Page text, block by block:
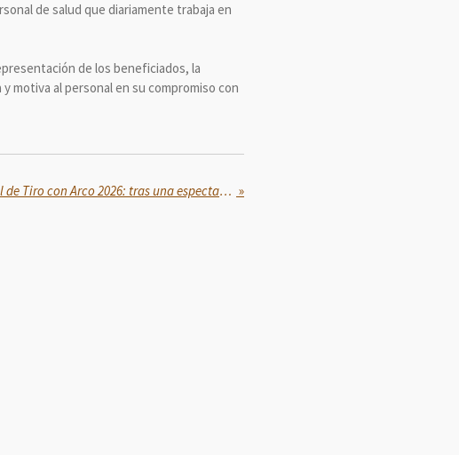
de salud que diariamente trabaja en
de los beneficiados, la
motiva al personal en su compromiso con
Selectivo Nacional de Tiro con Arco 2026: tras una espectacular Fase 3, solamente 32 flechas siguen en disputa »